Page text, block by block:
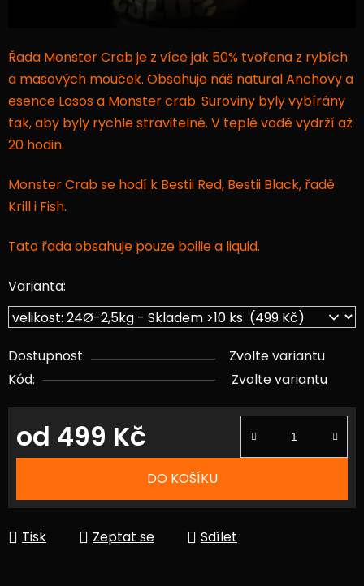
Řada Monster Crab je z více jak 50% tvořena z rybích
a masových mouček. Obsahuje náš natural Anchovy a
esence Losos a Monster crab. Suroviny byly vybírány
tak, aby byly rychle stravitelné. V teplé vodě vydrží až
20 hodin.
Monster Crab se hodí k Bestii Red, Bestii Black, řadě
Krill i Fish.
Tato řada obsahuje pouze boilie a liquid.
Varianta:
Dostupnost
Zvolte variantu
Kód:
Zvolte variantu
od 499 Kč
Měrná cena:
DO KOŠÍKU
Tisk Zeptat se Sdílet